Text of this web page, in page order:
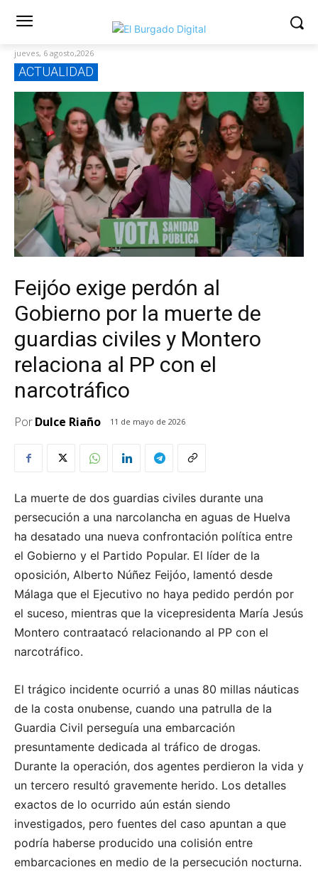
jueves, 6 agosto,2026
ACTUALIDAD
Feijóo exige perdón al
Gobierno por la muerte de
guardias civiles y Montero
relaciona al PP con el
narcotráfico
PorDulce Riaño 11 de mayo de 2026
La muerte de dos guardias civiles durante una
persecución a una narcolancha en aguas de Huelva
ha desatado una nueva confrontación política entre
el Gobierno y el Partido Popular. El líder de la
oposición, Alberto Núñez Feijóo, lamentó desde
Málaga que el Ejecutivo no haya pedido perdón por
el suceso, mientras que la vicepresidenta María Jesús
Montero contraatacó relacionando al PP con el
narcotráfico.
El trágico incidente ocurrió a unas 80 millas náuticas
de la costa onubense, cuando una patrulla de la
Guardia Civil perseguía una embarcación
presuntamente dedicada al tráfico de drogas.
Durante la operación, dos agentes perdieron la vida y
un tercero resultó gravemente herido. Los detalles
exactos de lo ocurrido aún están siendo
investigados, pero fuentes del caso apuntan a que
podría haberse producido una colisión entre
embarcaciones en medio de la persecución nocturna.